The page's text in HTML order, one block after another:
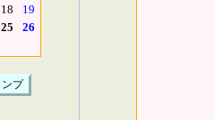
18
19
25
26